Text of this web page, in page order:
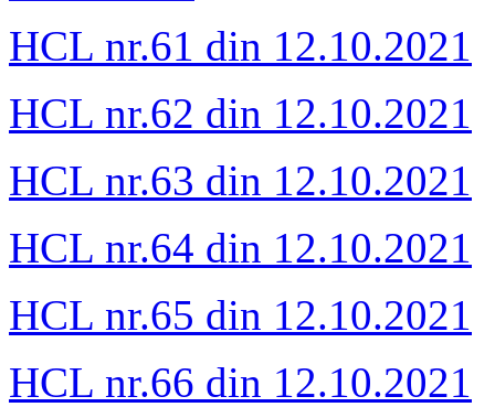
HCL nr.61 din 12.10.2021
HCL nr.62 din 12.10.2021
HCL nr.63 din 12.10.2021
HCL nr.64 din 12.10.2021
HCL nr.65 din 12.10.2021
HCL nr.66 din 12.10.2021